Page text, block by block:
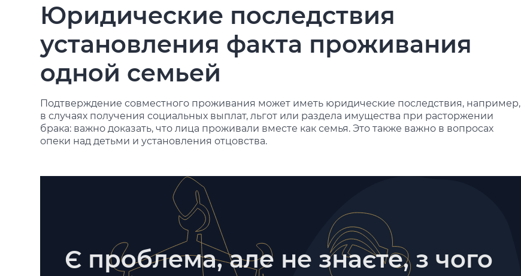
Юридические последствия
установления факта проживания
одной семьей
Подтверждение совместного проживания может иметь юридические последствия, например,
в случаях получения социальных выплат, льгот или раздела имущества при расторжении
брака: важно доказать, что лица проживали вместе как семья. Это также важно в вопросах
опеки над детьми и установления отцовства.
Є проблема, але не знаєте, з чого